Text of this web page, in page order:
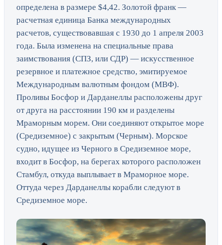
определена в размере $4,42. Золотой франк —
расчетная единица Банка международных
расчетов, существовавшая с 1930 до 1 апреля 2003
года. Была изменена на специальные права
заимствования (СПЗ, или СДР) — искусственное
резервное и платежное средство, эмитируемое
Международным валютным фондом (МВФ).
Проливы Босфор и Дарданеллы расположены друг
от друга на расстоянии 190 км и разделены
Мраморным морем. Они соединяют открытое море
(Средиземное) с закрытым (Черным). Морское
судно, идущее из Черного в Средиземное море,
входит в Босфор, на берегах которого расположен
Стамбул, откуда выплывает в Мраморное море.
Оттуда через Дарданеллы корабли следуют в
Средиземное море.